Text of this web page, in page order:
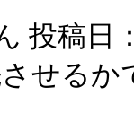
投稿日
せる